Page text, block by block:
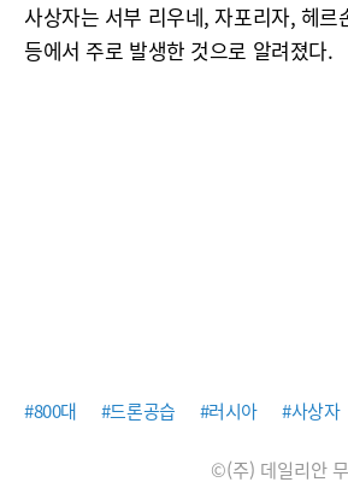
사상자는 서부 리우네, 자포리자, 헤르
등에서 주로 발생한 것으로 알려졌다.
#800대 #드론공습 #러시아 #사상자
©(주) 데일리안